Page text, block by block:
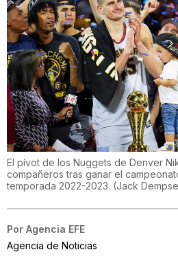
El pívot de los Nuggets de Denver
compañeros tras ganar el
temporada 2022-2023. (Jack
Por Agencia EFE
Agencia de Noticias